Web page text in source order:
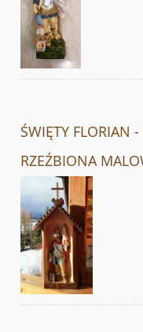
ŚWIĘTY FLORIAN
RZEŹBIONA